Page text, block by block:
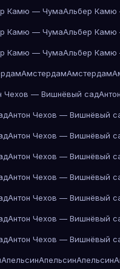
Камю — ЧумаАльбер
Камю — ЧумаАльбер
Камю — ЧумаАльбер
АмстердамАмстердам
Чехов — Вишнёвый сад
Антон Чехов — Вишнёвый
Антон Чехов — Вишнёвый
Антон Чехов — Вишнёвый
Антон Чехов — Вишнёвый
Антон Чехов — Вишнёвый
Антон Чехов — Вишнёвый
Антон Чехов — Вишнёвый
АпельсинАпельсинАпельсин